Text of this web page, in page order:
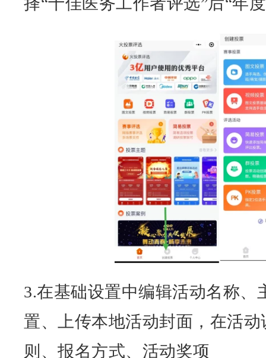
3.在基础设置中编辑活动名称、
置、上传本地活动封面，在活
则、报名方式、活动奖项